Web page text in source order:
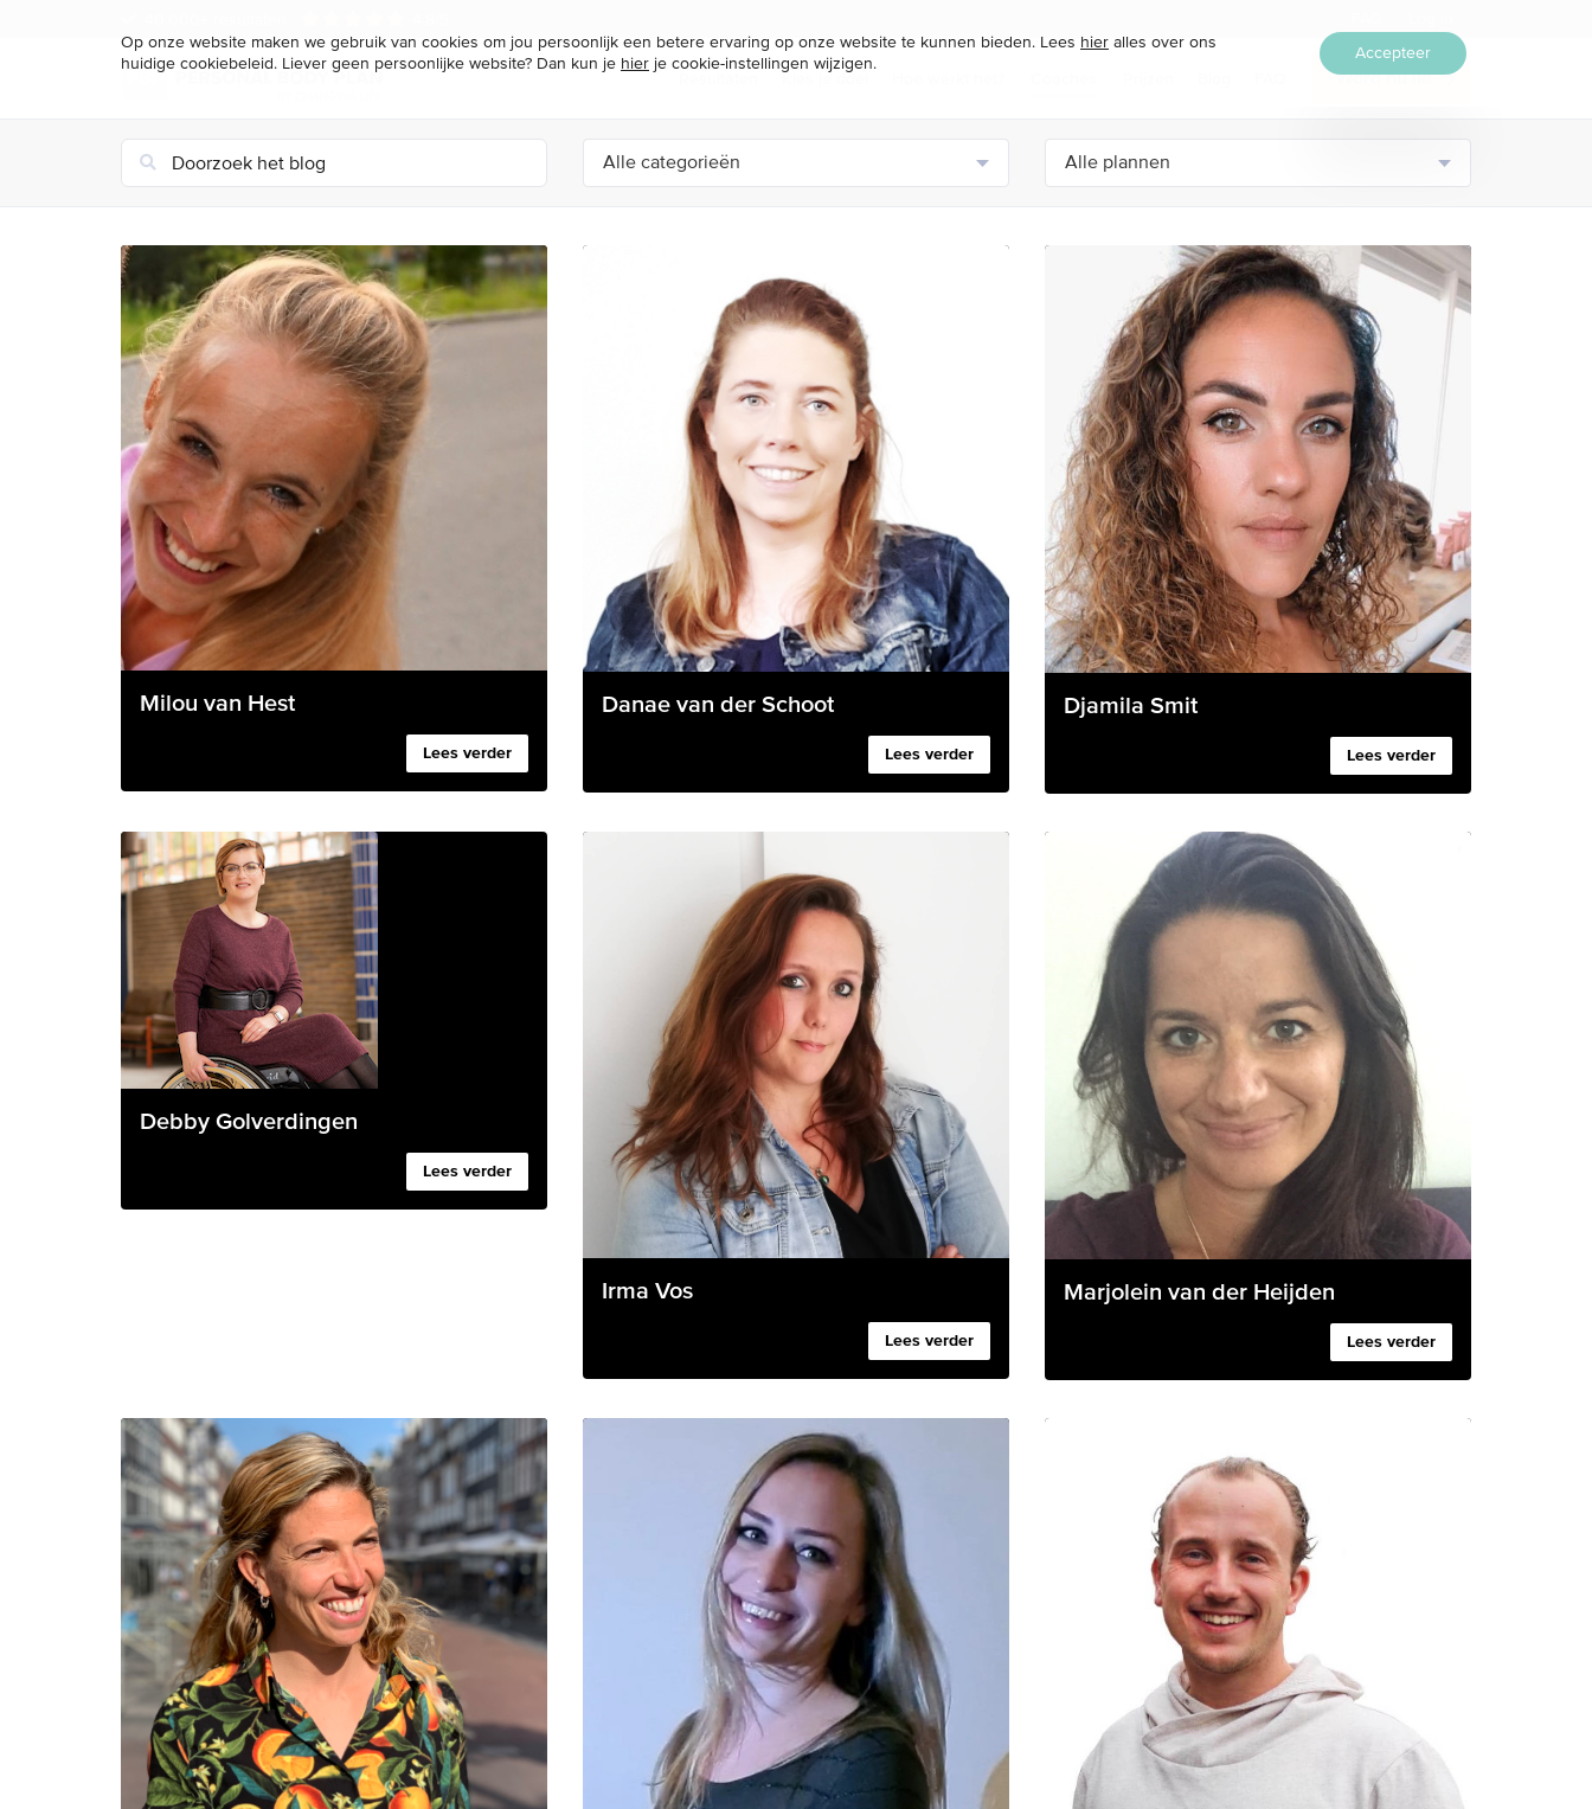
Word nu lid
Kies je doel
Milou van Hest
Lees verder
Danae van der Schoot
Lees verder
Djamila Smit
Lees verder
Debby Golverdingen
Lees verder
Irma Vos
Lees verder
Marjolein van der Heijden
Lees verder
Op onze website maken we gebruik van cookies om jou persoonlijk een betere ervaring op onze website te kunnen bieden. Lees hier alles over ons
huidige cookiebeleid. Liever geen persoonlijke website? Dan kun je hier je cookie-instellingen wijzigen.
Accepteer